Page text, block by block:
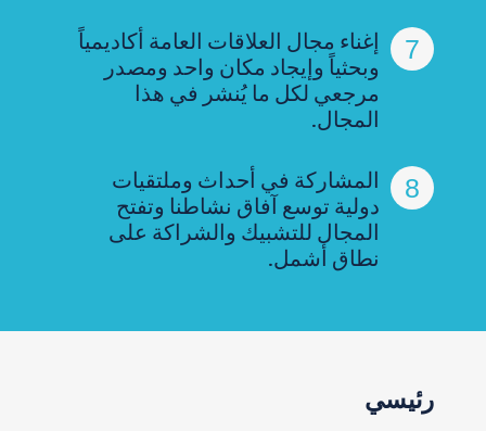
7
إغناء مجال العلاقات العامة أكاديمياً
وبحثياً وإيجاد مكان واحد ومصدر
مرجعي لكل ما يُنشر في هذا
المجال.
8
المشاركة في أحداث وملتقيات
دولية توسع آفاق نشاطنا وتفتح
المجال للتشبيك والشراكة على
نطاق أشمل.
رئيسي